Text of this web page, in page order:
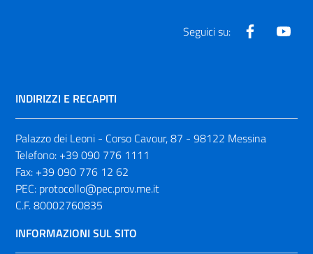
Seguici su: Facebook
INDIRIZZI E RECAPITI
Palazzo dei Leoni - Corso Cavour, 87 - 98122 Messina
Telefono: +39 090 776 1111
Fax: +39 090 776 12 62
PEC: protocollo@pec.prov.me.it
C.F. 80002760835
INFORMAZIONI SUL SITO